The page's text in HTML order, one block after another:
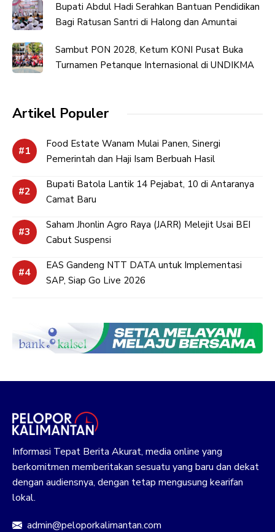
Bupati Abdul Hadi Serahkan Bantuan Pendidikan
Bagi Ratusan Santri di Halong dan Amuntai
Sambut PON 2028, Ketum KONI Pusat Buka
Turnamen Petanque Internasional di UNDIKMA
Artikel Populer
Food Estate Wanam Mulai Panen, Sinergi
Pemerintah dan Haji Isam Berbuah Hasil
Bupati Batola Lantik 14 Pejabat, 10 di Antaranya
Camat Baru
Saham Jhonlin Agro Raya (JARR) Melejit Usai BEI
Cabut Suspensi
EAS Gandeng NTT DATA untuk Implementasi
SAP, Siap Go Live 2026
Informasi Tepat Berita Akurat, media online yang
berkomitmen memberitakan sesuatu yang baru dan dekat
dengan audiensnya, dengan tetap mengusung kearifan
lokal.
admin@peloporkalimantan.com